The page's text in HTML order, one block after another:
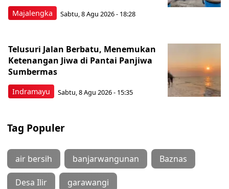
Majalengka Sabtu, 8 Agu 2026 - 18:28
Indramayu
Telusuri Jalan Berbatu, Menemukan
Ketenangan Jiwa di Pantai Panjiwa
Sumbermas
Sabtu, 8 Agu 2026 - 15:35
Tag Populer
air bersih banjarwangunan Baznas
Desa Ilir garawangi